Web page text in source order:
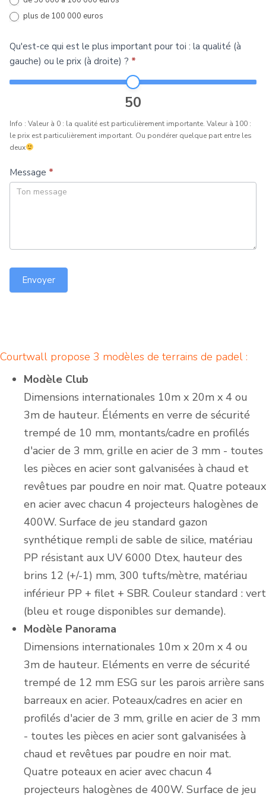
plus de 100 000 euros
Qu'est-ce qui est le plus important pour toi : la qualité (à
gauche) ou le prix (à droite) ? *
50
Info : Valeur à 0 : la qualité est particulièrement importante. Valeur à 100 :
le prix est particulièrement important. Ou pondérer quelque part entre les
deux
Message *
Envoyer
Courtwall propose 3 modèles de terrains de padel :
Modèle Club
Dimensions internationales 10m x 20m x 4 ou
3m de hauteur. Éléments en verre de sécurité
trempé de 10 mm, montants/cadre en profilés
d'acier de 3 mm, grille en acier de 3 mm - toutes
les pièces en acier sont galvanisées à chaud et
revêtues par poudre en noir mat. Quatre poteaux
en acier avec chacun 4 projecteurs halogènes de
400W. Surface de jeu standard gazon
synthétique rempli de sable de silice, matériau
PP résistant aux UV 6000 Dtex, hauteur des
brins 12 (+/-1) mm, 300 tufts/mètre, matériau
inférieur PP + filet + SBR. Couleur standard : vert
(bleu et rouge disponibles sur demande).
Modèle Panorama
Dimensions internationales 10m x 20m x 4 ou
3m de hauteur. Eléments en verre de sécurité
trempé de 12 mm ESG sur les parois arrière sans
barreaux en acier. Poteaux/cadres en acier en
profilés d'acier de 3 mm, grille en acier de 3 mm
- toutes les pièces en acier sont galvanisées à
chaud et revêtues par poudre en noir mat.
Quatre poteaux en acier avec chacun 4
projecteurs halogènes de 400W. Surface de jeu